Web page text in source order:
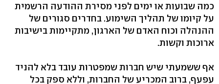
כמה שבועות או ימים לפני מסירת ההודעה הרשמית
על קיומו של תהליך השימוע. בחדרים סגורים של
ההנהלה וכוח האדם של הארגון, מתקיימות בישיבות
ארוכות וקשות.
אף ששמעתי שיש חברות שמפטרות עובד בלא להניד
עפעף, ברוב המכריע של החברות, וללא ספק בכל